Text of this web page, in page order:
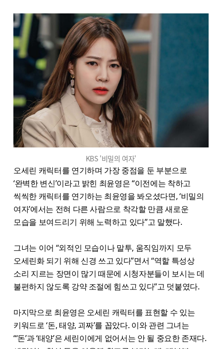
KBS '비밀의 여자'
오세린 캐릭터를 연기하며 가장 중점을 둔 부분으로
‘완벽한 변신’이라고 밝힌 최윤영은 “이전에는 착하고
씩씩한 캐릭터를 연기하는 최윤영을 봐오셨다면, ‘비밀의
여자’에서는 전혀 다른 사람으로 착각할 만큼 새로운
모습을 보여드리기 위해 노력하고 있다”고 말했다.
그녀는 이어 “외적인 모습이나 말투, 움직임까지 모두
오세린화 되기 위해 신경 쓰고 있다”면서 “역할 특성상
소리 지르는 장면이 많기 때문에 시청자분들이 보시는 데
불편하지 않도록 강약 조절에 힘쓰고 있다”고 덧붙였다.
마지막으로 최윤영은 오세린 캐릭터를 표현할 수 있는
키워드로 ‘돈, 태양, 괴짜’를 꼽았다. 이와 관련 그녀는
“‘돈’과 ‘태양’은 세린이에게 없어서는 안 될 중요한 존재다.